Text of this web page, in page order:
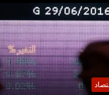
عربي ودولي
شمس اليوم نيوز 24
05